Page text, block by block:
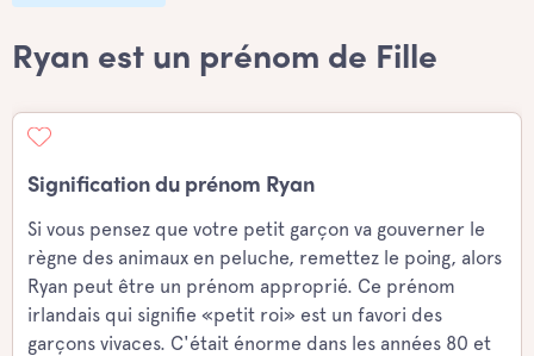
Ryan est un prénom de Fille
Signification du prénom Ryan
Si vous pensez que votre petit garçon va gouverner le
règne des animaux en peluche, remettez le poing, alors
Ryan peut être un prénom approprié. Ce prénom
irlandais qui signifie «petit roi» est un favori des
garçons vivaces. C'était énorme dans les années 80 et